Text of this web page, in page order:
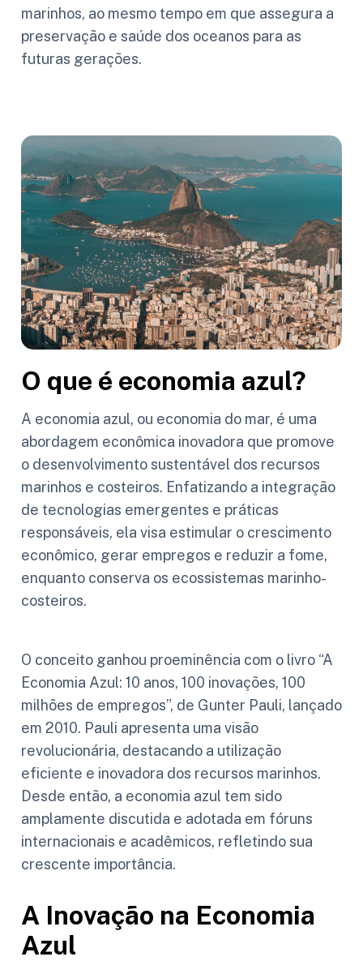
marinhos, ao mesmo tempo em que assegura a
preservação e saúde dos oceanos para as
futuras gerações.
O que é economia azul?
A economia azul, ou economia do mar, é uma
abordagem econômica inovadora que promove
o desenvolvimento sustentável dos recursos
marinhos e costeiros. Enfatizando a integração
de tecnologias emergentes e práticas
responsáveis, ela visa estimular o crescimento
econômico, gerar empregos e reduzir a fome,
enquanto conserva os ecossistemas marinho-
costeiros.
O conceito ganhou proeminência com o livro “A
Economia Azul: 10 anos, 100 inovações, 100
milhões de empregos”, de Gunter Pauli, lançado
em 2010. Pauli apresenta uma visão
revolucionária, destacando a utilização
eficiente e inovadora dos recursos marinhos.
Desde então, a economia azul tem sido
amplamente discutida e adotada em fóruns
internacionais e acadêmicos, refletindo sua
crescente importância.
A Inovação na Economia
Azul